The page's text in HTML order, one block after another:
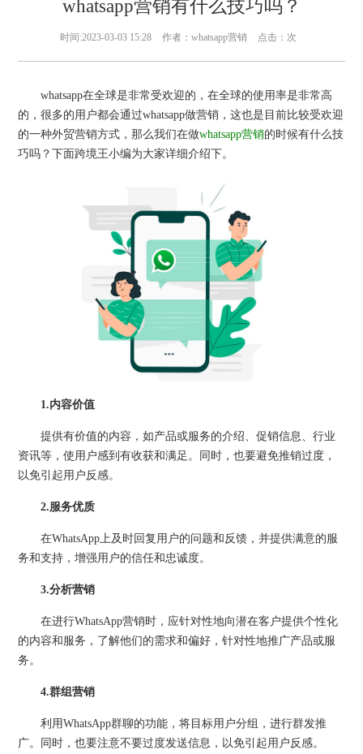
whatsapp营销有什么技巧吗？
时间:2023-03-03 15:28 作者：whatsapp营销 点击： 次
whatsapp在全球是非常受欢迎的，在全球的使用率是非常高
的，很多的用户都会通过whatsapp做营销，这也是目前比较受欢迎
的一种外贸营销方式，那么我们在做whatsapp营销的时候有什么技
巧吗？下面跨境王小编为大家详细介绍下。
1.内容价值
提供有价值的内容，如产品或服务的介绍、促销信息、行业
资讯等，使用户感到有收获和满足。同时，也要避免推销过度，
以免引起用户反感。
2.服务优质
在WhatsApp上及时回复用户的问题和反馈，并提供满意的服
务和支持，增强用户的信任和忠诚度。
3.分析营销
在进行WhatsApp营销时，应针对性地向潜在客户提供个性化
的内容和服务，了解他们的需求和偏好，针对性地推广产品或服
务。
4.群组营销
利用WhatsApp群聊的功能，将目标用户分组，进行群发推
广。同时，也要注意不要过度发送信息，以免引起用户反感。